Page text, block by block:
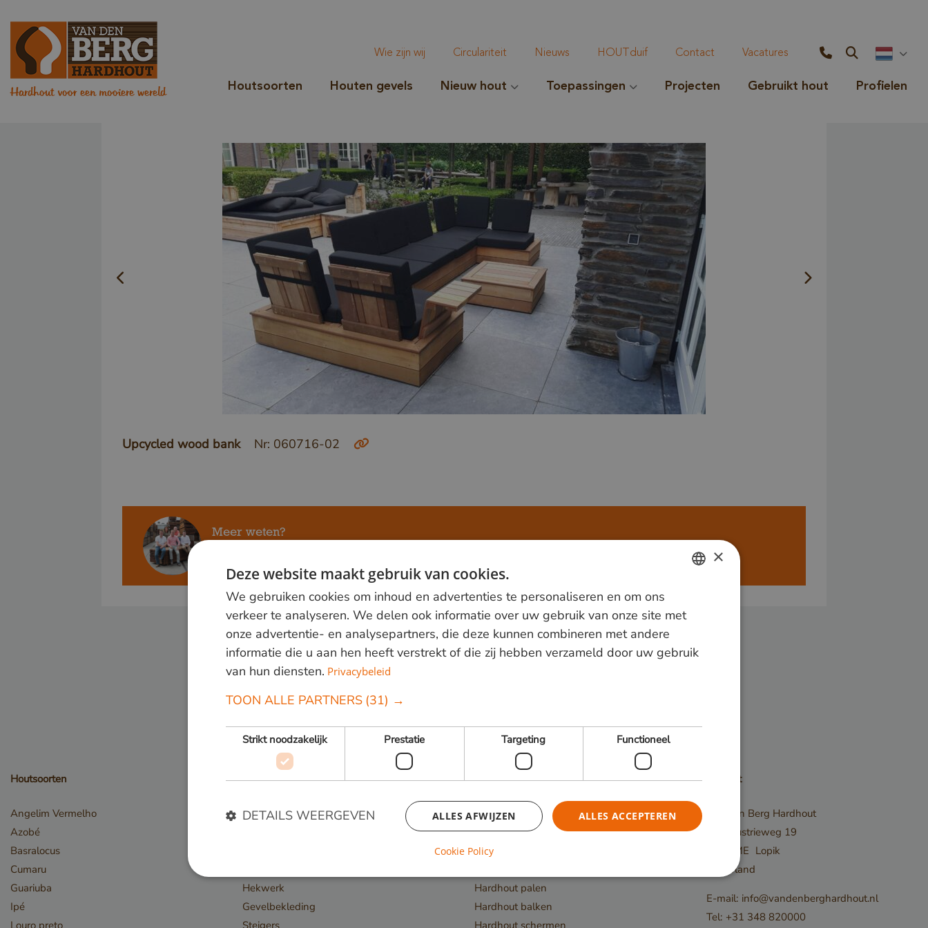
Hardhout voor een mooiere wereld
Wie zijn wij Circulariteit Nieuws HOUTduif Contact Vacatures
Houtsoorten Houten gevels Nieuw hout Toepassingen Projecten Gebruikt hout Profielen
Upcycled wood bank Nr: 060716-02
Meer weten?
. Let op, wij leveren alleen aan bedrijven.
Volg ons:
Houtsoorten
Angelim Vermelho
Azobé
Basralocus
Cumaru
Guariuba
Ipé
Louro preto
Toepassingen
Bruggen
Hekwerk
Gevelbekleding
Steigers
Nieuw hout
Upcycled Wood
Constructiehout
Hardhout planken
Hardhout palen
Hardhout balken
Hardhout schermen
Contact
Van den Berg Hardhout
2e Industrieweg 19
3411 ME Lopik
Nederland
E-mail: info@vandenberghardhout.nl
Tel: +31 348 820000
DUTCH
GERMAN
ENGLISH
×
Deze website maakt gebruik van cookies.
We gebruiken cookies om inhoud en advertenties te personaliseren en om ons
verkeer te analyseren. We delen ook informatie over uw gebruik van onze site met
onze advertentie- en analysepartners, die deze kunnen combineren met andere
informatie die u aan hen heeft verstrekt of die zij hebben verzameld door uw gebruik
van hun diensten. Privacybeleid
TOON ALLE PARTNERS (31) →
Strikt noodzakelijk Prestatie Targeting Functioneel
ALLES ACCEPTEREN
ALLES AFWIJZEN
DETAILS WEERGEVEN
Targeting
Strikt noodzakelijke cookies maken de kernfunctionaliteiten van de website mogelijk, zoals gebruikersaanmelding en
accountbeheer. De website kan niet goed worden gebruikt zonder de strikt noodzakelijke cookies.
Cookie Policy